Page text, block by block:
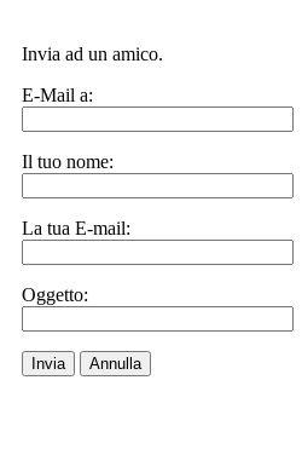
Invia ad un amico.
E-Mail a:
Il tuo nome:
La tua E-mail:
Oggetto:
Invia Annulla